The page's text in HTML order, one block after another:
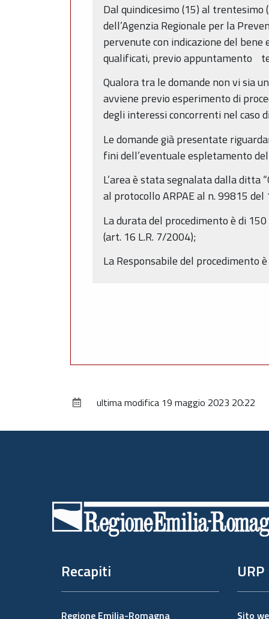
Dal quindicesimo (15) al
dell’Agenzia Regionale per la
pervenute con indicazione del
qualificati, previo appuntamento
Qualora tra le domande non vi sia
avviene previo esperimento di
degli interessi concorrenti nel
Le domande già presentate
fini dell’eventuale espletamento
L’area è stata segnalata dalla ditta
al protocollo ARPAE al n. 99815
La durata del procedimento è di
(art. 16 L.R. 7/2004);
La Responsabile del procedimento
ultima modifica 19 maggio 2023 20:22
Recapiti
Regione Emilia-Romagna
URP
Sito